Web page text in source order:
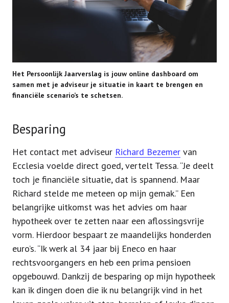
Het Persoonlijk Jaarverslag is jouw online dashboard om
samen met je adviseur je situatie in kaart te brengen en
financiële scenario’s te schetsen.
Besparing
Het contact met adviseur Richard Bezemer van
Ecclesia voelde direct goed, vertelt Tessa. “Je deelt
toch je financiële situatie, dat is spannend. Maar
Richard stelde me meteen op mijn gemak.” Een
belangrijke uitkomst was het advies om haar
hypotheek over te zetten naar een aflossingsvrije
vorm. Hierdoor bespaart ze maandelijks honderden
euro’s. “Ik werk al 34 jaar bij Eneco en haar
rechtsvoorgangers en heb een prima pensioen
opgebouwd. Dankzij de besparing op mijn hypotheek
kan ik dingen doen die ik nu belangrijk vind in het